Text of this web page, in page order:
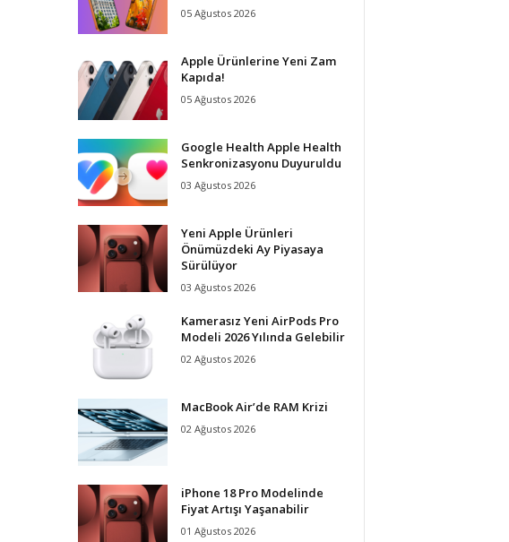
05 Ağustos 2026
Apple Ürünlerine Yeni Zam
Kapıda!
05 Ağustos 2026
Google Health Apple Health
Senkronizasyonu Duyuruldu
03 Ağustos 2026
Yeni Apple Ürünleri
Önümüzdeki Ay Piyasaya
Sürülüyor
03 Ağustos 2026
Kamerasız Yeni AirPods Pro
Modeli 2026 Yılında Gelebilir
02 Ağustos 2026
MacBook Air’de RAM Krizi
02 Ağustos 2026
iPhone 18 Pro Modelinde
Fiyat Artışı Yaşanabilir
01 Ağustos 2026